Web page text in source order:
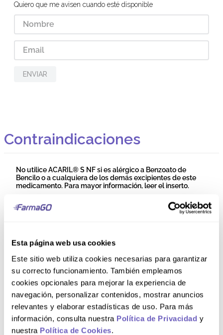
Esta página web usa cookies
Este sitio web utiliza cookies necesarias para garantizar
su correcto funcionamiento. También empleamos
cookies opcionales para mejorar la experiencia de
navegación, personalizar contenidos, mostrar anuncios
relevantes y elaborar estadísticas de uso. Para más
información, consulta nuestra Política de Privacidad y
nuestra Política de Cookies.
Quiero que me avisen cuando esté disponible
ENVIAR
Contraindicaciones
No utilice ACARIL® S NF si es alérgico a Benzoato de
Bencilo o a cualquiera de los demás excipientes de este
medicamento. Para mayor información, leer el inserto.
Precauciones y Advertencias
La piel puede enrojecerse e irritarse en el lugar de
aplicación. Deben tratarse los contactos directos. Si no se
produce mejoría consultar al médico. Otros medicamentos
y ACARIL® S NF: Informe a su médico o farmacéutico si
está tomando, ha tomado recientemente o podría tomar
cualquier otro medicamento. Embarazo, lactancia y
fertilidad: Consulte a su médico o farmacéutico antes de
usar cualquier medicamento. Advertencias sobre
excipientes: Contiene metilparabeno que puede causar
reacciones alérgicas (posiblemente retrasadas). Para
mayor información, leer el inserto.